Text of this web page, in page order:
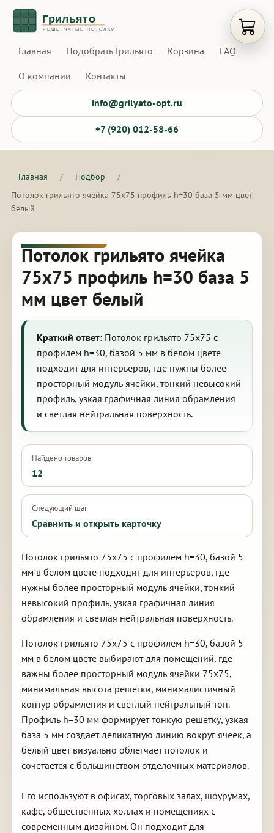
Главная Подобрать Грильято Корзина FAQ
О компании Контакты
info@grilyato-opt.ru
+7 (920) 012-58-66
Главная / Подбор
/
Потолок грильято ячейка 75х75 профиль h=30 база 5 мм цвет
белый
Потолок грильято ячейка
75х75 профиль h=30 база 5
мм цвет белый
Краткий ответ:Потолок грильято 75х75 с
профилем h=30, базой 5 мм в белом цвете
подходит для интерьеров, где нужны более
просторный модуль ячейки, тонкий невысокий
профиль, узкая графичная линия обрамления
и светлая нейтральная поверхность.
Найдено товаров
12
Следующий шаг
Сравнить и открыть карточку
Потолок грильято 75х75 с профилем h=30, базой 5
мм в белом цвете подходит для интерьеров, где
нужны более просторный модуль ячейки, тонкий
невысокий профиль, узкая графичная линия
обрамления и светлая нейтральная поверхность.
Потолок грильято 75х75 с профилем h=30, базой 5
мм в белом цвете выбирают для помещений, где
важны более просторный модуль ячейки 75х75,
минимальная высота решетки, минималистичный
контур обрамления и светлый нейтральный тон.
Профиль h=30 мм формирует тонкую решетку, узкая
база 5 мм создает деликатную линию вокруг ячеек, а
белый цвет визуально облегчает потолок и
сочетается с большинством отделочных материалов.
Его используют в офисах, торговых залах, шоурумах,
кафе, общественных холлах и помещениях с
современным дизайном. Он подходит для